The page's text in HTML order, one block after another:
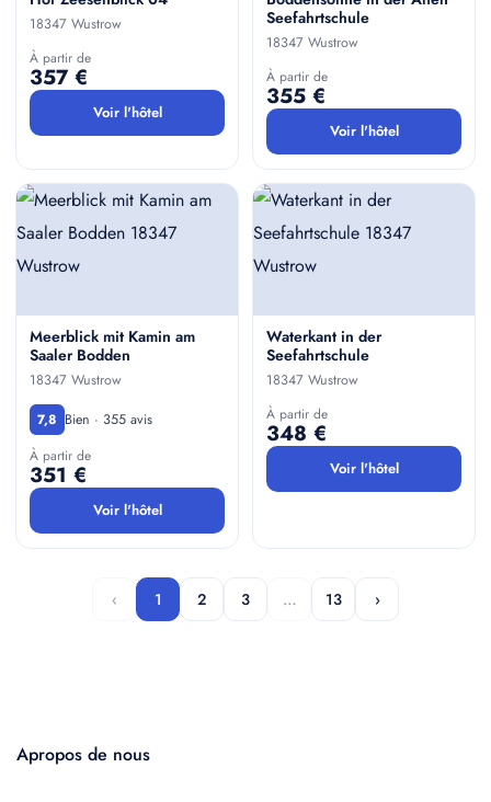
18347 Wustrow
À partir de
357 €
Voir l'hôtel
Seefahrtschule
18347 Wustrow
À partir de
355 €
Voir l'hôtel
Meerblick mit Kamin am
Saaler Bodden
18347 Wustrow
7,8 Bien · 355 avis
À partir de
351 €
Voir l'hôtel
Waterkant in der
Seefahrtschule
18347 Wustrow
À partir de
348 €
Voir l'hôtel
‹ 1 2 3 … 13 ›
Apropos de nous